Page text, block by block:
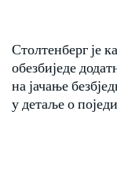
Столтенберг је
обезбиједе
на јачање
у детаље о